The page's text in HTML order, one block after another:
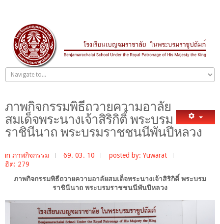
ภาพกิจกรรมพิธีถวายความอาลัย
สมเด็จพระนางเจ้าสิริกิติ์ พระบรม
ราชินีนาถ พระบรมราชชนนีพันปีหลวง
in ภาพกิจกรรม 69. 03. 10
posted by: Yuwarat
ฮิต: 279
ภาพกิจกรรมพิธีถวายความอาลัยสมเด็จพระนางเจ้าสิริกิติ์ พระบรม
ราชินีนาถ พระบรมราชชนนีพันปีหลวง